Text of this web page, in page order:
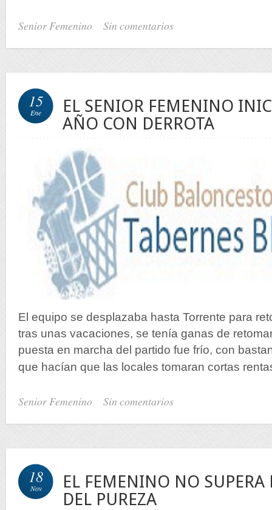
Senior Femenino Sin comentarios
15
Ene
EL SENIOR FEMENINO
AÑO CON DERROTA
El equipo se desplazaba hasta Torrente para
tras unas vacaciones, se tenía ganas de
puesta en marcha del partido fue frío, con
que hacían que las locales tomaran cortas
Senior Femenino Sin comentarios
18
Nov
EL FEMENINO NO SUPERA
DEL PUREZA